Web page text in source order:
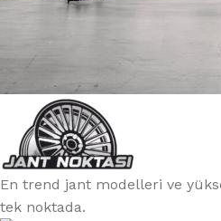
Decor
Rhoncus quisque
En trend jant modelleri ve
tek noktada.